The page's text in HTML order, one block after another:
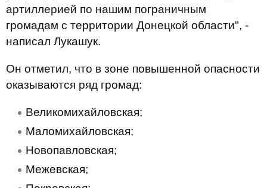
артиллерией по нашим пограничным
громадам с территории Донецкой области", -
написал Лукашук.
Он отметил, что в зоне повышенной опасности
оказываются ряд громад:
Великомихайловская;
Маломихайловская;
Новопавловская;
Межевская;